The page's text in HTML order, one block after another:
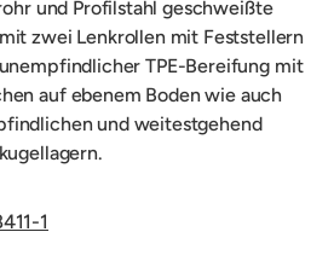
und Profilstahl geschweißte
mitzwei Lenkrollen mit Feststellern
TPE-Bereifung mit
auf ebenem Boden wie auch
und weitestgehend
.
1